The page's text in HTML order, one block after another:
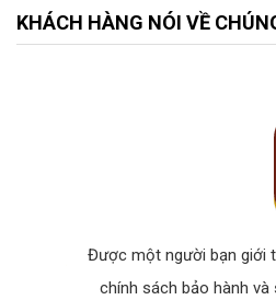
KHÁCH HÀNG NÓI VỀ
Được một người bạn giới
chính sách bảo hành và